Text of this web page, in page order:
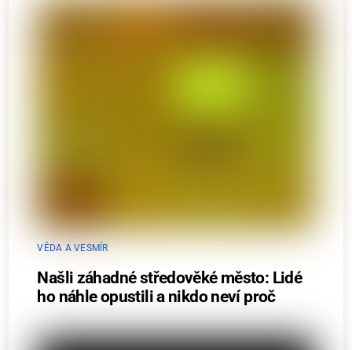
VĚDA A VESMÍR
Našli záhadné středověké město: Lidé
ho náhle opustili a nikdo neví proč